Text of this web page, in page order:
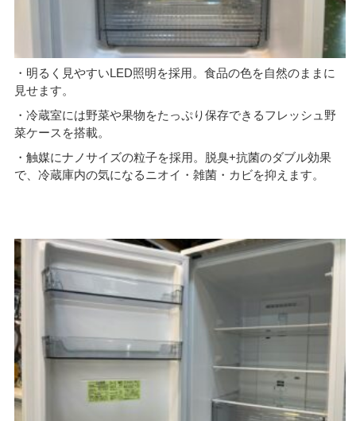
・明るく見やすいLED照明を採用。食品の色を自然のままに
見せます。
・冷蔵室には野菜や果物をたっぷり保存できるフレッシュ野
菜ケースを搭載。
・触媒にナノサイズの粒子を採用。脱臭+抗菌のダブル効果
で、冷蔵庫内の気になるニオイ・雑菌・カビを抑えます。